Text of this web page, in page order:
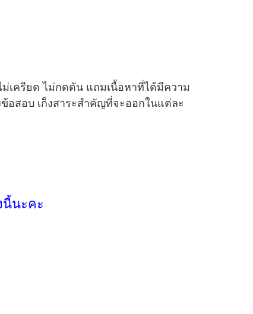
เครียด ไม่กดดัน แถมเนื้อหาที่ได้มีความ
อสอบ เก็งสาระสำคัญที่จะออกในแต่ละ
นะคะ